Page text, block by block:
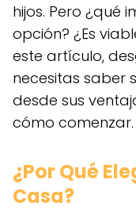
hijos. Pero ¿qué
opción? ¿Es
este artículo,
necesitas saber
desde sus
cómo comenzar.
¿Por Qué
Casa?